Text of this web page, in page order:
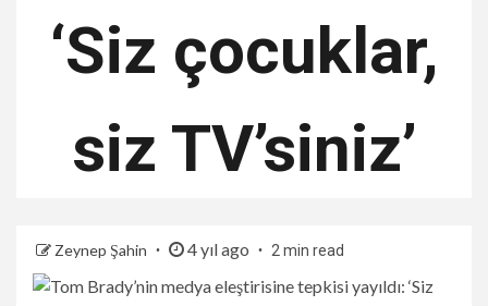
‘Siz çocuklar,
siz TV’siniz’
Zeynep Şahin 4 yıl ago 2 min read